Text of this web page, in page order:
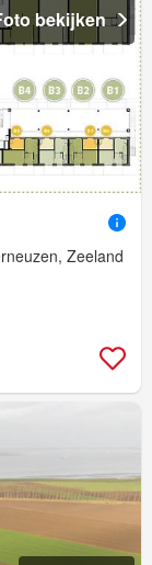
bekijken
Zeeland